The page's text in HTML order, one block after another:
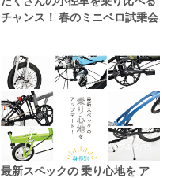
チャンス！ 春のミニベロ試乗会
2024/2/15
最新スペックの 乗り心地を ア